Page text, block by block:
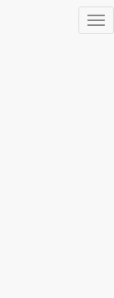
lịch
10/2028 âm lịch
Tinh, nạp âm Đại
bình